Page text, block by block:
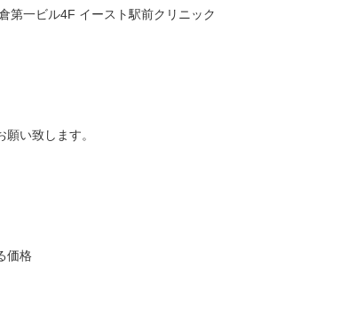
第一ビル4F イースト駅前クリニック
願い致します。
価格